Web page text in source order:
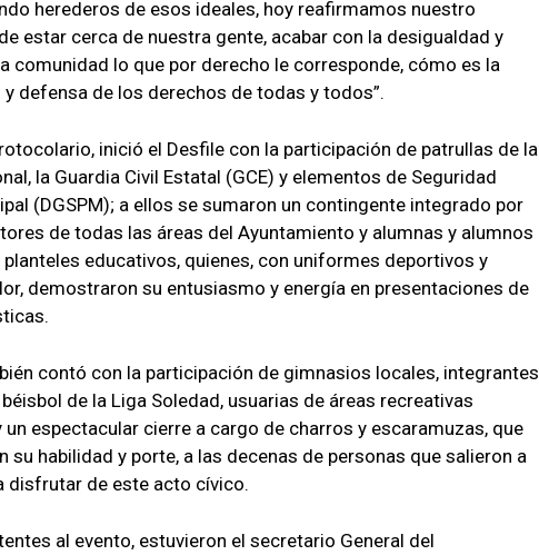
herederos de esos ideales, hoy reafirmamos nuestro
estar cerca de nuestra gente, acabar con la desigualdad y
comunidad lo que por derecho le corresponde, cómo es la
defensa de los derechos de todas y todos”.
inició el Desfile con la participación de patrullas de la
la Guardia Civil Estatal (GCE) y elementos de Seguridad
(DGSPM); a ellos se sumaron un contingente integrado por
de todas las áreas del Ayuntamiento y alumnas y alumnos
educativos, quienes, con uniformes deportivos y
demostraron su entusiasmo y energía en presentaciones de
contó con la participación de gimnasios locales, integrantes
de la Liga Soledad, usuarias de áreas recreativas
un espectacular cierre a cargo de charros y escaramuzas, que
su habilidad y porte, a las decenas de personas que salieron a
disfrutar de este acto cívico.
al evento, estuvieron el secretario General del